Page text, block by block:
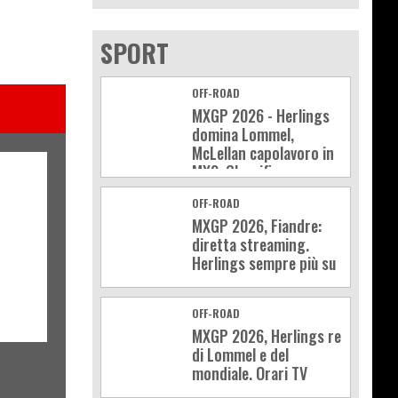
SPORT
OFF-ROAD
MXGP 2026 - Herlings
domina Lommel,
McLellan capolavoro in
MX2. Classifica e
calendario
OFF-ROAD
MXGP 2026, Fiandre:
diretta streaming.
Herlings sempre più su
OFF-ROAD
MXGP 2026, Herlings re
di Lommel e del
mondiale. Orari TV